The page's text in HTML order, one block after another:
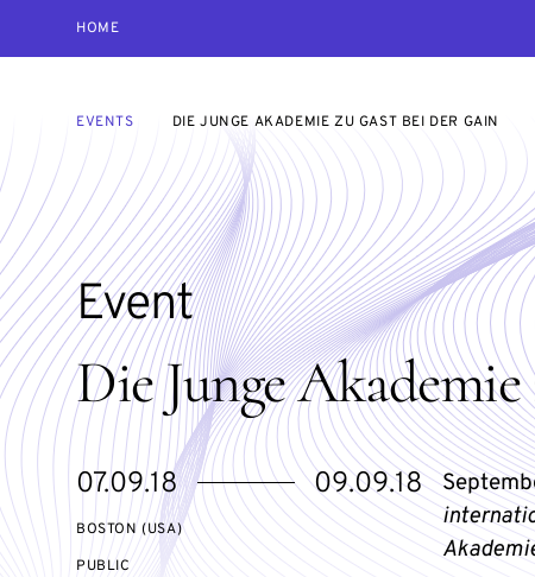
HOME
EVENTS DIE JUNGE AKADEMIE ZU GAST BEI DER GAIN
Die Junge
Event
Starts
on
07.09.18
Ends
on
09.09.18
BOSTON (USA)
EVENT
PUBLIC